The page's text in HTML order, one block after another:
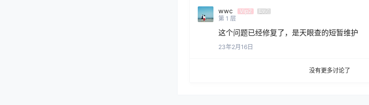
wwc Vip2
Lv7
第 1 层
这个问题已经修复了，是天眼查的短暂维护
23年2月16日
没有更多讨论了